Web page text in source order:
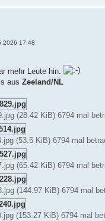
17:48
mehr Leute hin.
aus Zeeland/NL
(28.42 KiB) 6794 mal
(53.5 KiB) 6794 mal
(65.42 KiB) 6794 mal
(144.97 KiB) 6794 mal
(153.27 KiB) 6794 mal